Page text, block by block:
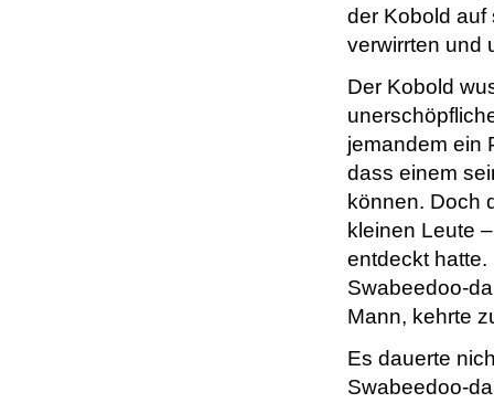
der Kobold
verwirrten und
Der Kobold
jemandem ein
dass einem
können. Doch
kleinen Leute
entdeckt
Swabeedoo-
Mann, kehrte
Es dauerte
Swabeedoo-